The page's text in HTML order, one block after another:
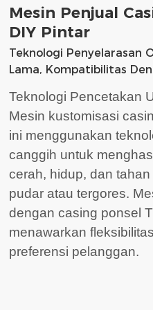
Mesin Penjual
DIY Pintar
Teknologi Penyelarasan
Lama, Kompatibilitas
Teknologi Pencetakan
Mesin kustomisasi
ini menggunakan
canggih untuk
cerah, hidup, dan
pudar atau tergores.
dengan casing ponsel
menawarkan
preferensi pelanggan.